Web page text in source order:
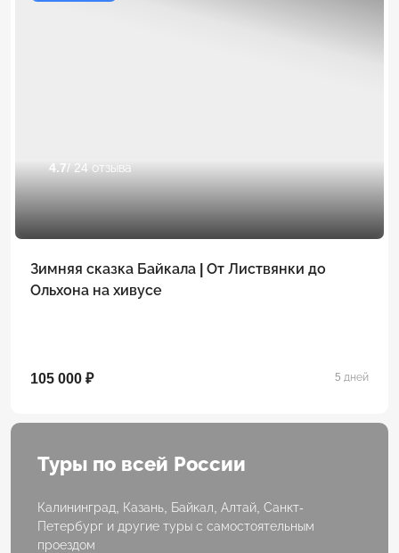
4.7/ 24 отзыва
Зимняя сказка Байкала | От Листвянки до
Ольхона на хивусе
105 000 ₽ 5 дней
Туры по всей России
Калининград, Казань, Байкал, Алтай, Санкт-
Петербург и другие туры с самостоятельным
проездом